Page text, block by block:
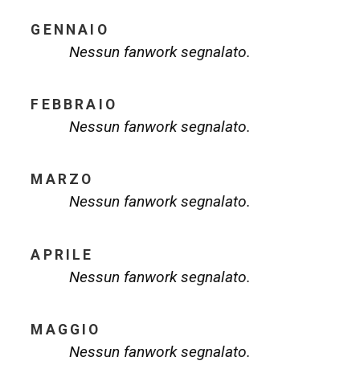
GENNAIO
Nessun fanwork segnalato.
FEBBRAIO
Nessun fanwork segnalato.
MARZO
Nessun fanwork segnalato.
APRILE
Nessun fanwork segnalato.
MAGGIO
Nessun fanwork segnalato.